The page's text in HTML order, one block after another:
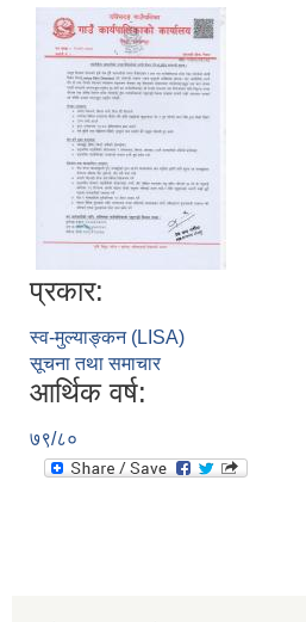
प्रकार:
स्व-मुल्याङ्कन (LISA)
सूचना तथा समाचार
आर्थिक वर्ष:
७९/८०